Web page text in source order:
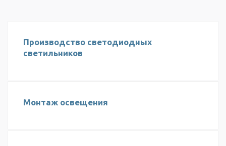
Производство светодиодных
светильников
Монтаж освещения